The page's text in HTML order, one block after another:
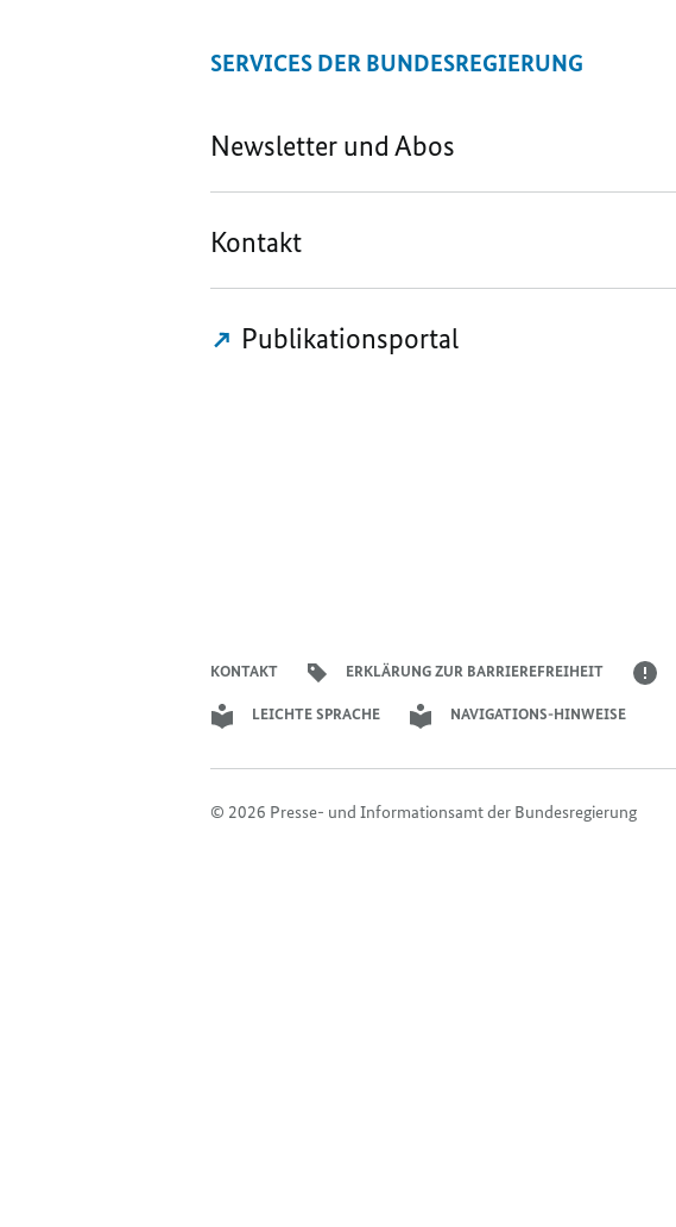
SERVICES DER BUNDESREGIERUNG
Newsletter und Abos
Kontakt
Publikationsportal
KONTAKT ERKLÄRUNG ZUR BARRIEREFREIHEIT
LEICHTE SPRACHE NAVIGATIONS-HINWEISE
© 2026 Presse- und Informationsamt der Bundesregierung